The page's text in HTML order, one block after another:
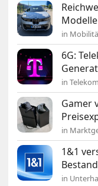
in
6G:
in Telekom
Gamer
in
1&1
in